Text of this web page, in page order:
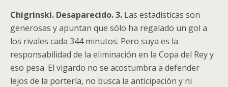
Chigrinski. Desaparecido. 3. Las estadísticas son
generosas y apuntan que sólo ha regalado un gol a
los rivales cada 344 minutos. Pero suya es la
responsabilidad de la eliminación en la Copa del Rey y
eso pesa. El vigardo no se acostumbra a defender
lejos de la portería, no busca la anticipación y ni